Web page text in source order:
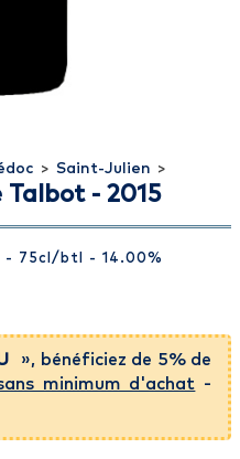
> Saint-Julien >
Talbot - 2015
- 75cl /btl - 14.00%
», bénéficiez de 5% de
minimum d'achat -